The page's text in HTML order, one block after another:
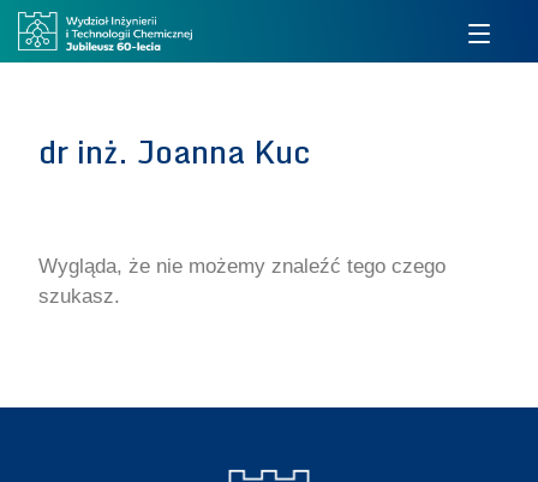
dr inż. Joanna Kuc
Wygląda, że nie możemy znaleźć tego czego
szukasz.